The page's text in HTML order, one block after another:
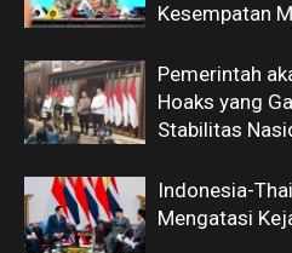
Kesempatan
Pemerintah
Hoaks yang
Stabilitas
Indonesia-
Mengatasi